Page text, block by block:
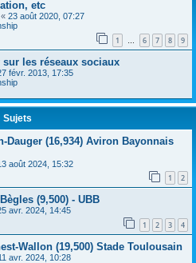
r
etc
« 23 août 2020, 07:27
1 … 6 7 8 9
les réseaux sociaux
févr. 2013, 17:35
Sujets
Dauger (16,934) Aviron Bayonnais
août 2024, 15:32
1 2
(9,500) - UBB
avr. 2024, 14:45
1 2 3 4
Wallon (19,500) Stade Toulousain
avr. 2024, 10:28